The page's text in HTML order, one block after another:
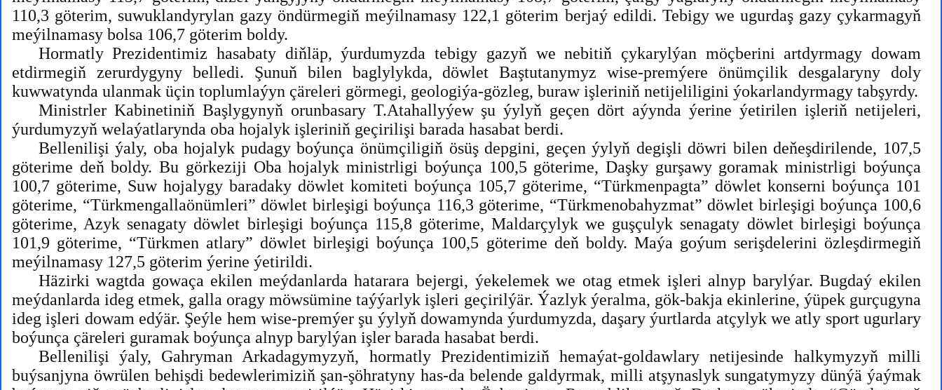
110,3 göterim, suwuklandyrylan gazy öndürmegiň meýilnamasy 122,1 göterim berjaý edildi. Tebigy we ugurdaş gazy çykarmagyň
meýilnamasy bolsa 106,7 göterim boldy.
Hormatly Prezidentimiz hasabaty diňläp, ýurdumyzda tebigy gazyň we nebitiň çykarylýan möçberini artdyrmagy dowam
etdirmegiň zerurdygyny belledi. Şunuň bilen baglylykda, döwlet Baştutanymyz wise-premýere önümçilik desgalaryny doly
kuwwatynda ulanmak üçin toplumlaýyn çäreleri görmegi, geologiýa-gözleg, buraw işleriniň netijeliligini ýokarlandyrmagy tabşyrdy.
Ministrler Kabinetiniň Başlygynyň orunbasary T.Atahallyýew şu ýylyň geçen dört aýynda ýerine ýetirilen işleriň netijeleri,
ýurdumyzyň welaýatlarynda oba hojalyk işleriniň geçirilişi barada hasabat berdi.
Bellenilişi ýaly, oba hojalyk pudagy boýunça önümçiligiň ösüş depgini, geçen ýylyň degişli döwri bilen deňeşdirilende, 107,5
göterime deň boldy. Bu görkeziji Oba hojalyk ministrligi boýunça 100,5 göterime, Daşky gurşawy goramak ministrligi boýunça
100,7 göterime, Suw hojalygy baradaky döwlet komiteti boýunça 105,7 göterime, “Türkmenpagta” döwlet konserni boýunça 101
göterime, “Türkmengallaönümleri” döwlet birleşigi boýunça 116,3 göterime, “Türkmenobahyzmat” döwlet birleşigi boýunça 100,6
göterime, Azyk senagaty döwlet birleşigi boýunça 115,8 göterime, Maldarçylyk we guşçulyk senagaty döwlet birleşigi boýunça
101,9 göterime, “Türkmen atlary” döwlet birleşigi boýunça 100,5 göterime deň boldy. Maýa goýum serişdelerini özleşdirmegiň
meýilnamasy 127,5 göterim ýerine ýetirildi.
Häzirki wagtda gowaça ekilen meýdanlarda hatarara bejergi, ýekelemek we otag etmek işleri alnyp barylýar. Bugdaý ekilen
meýdanlarda ideg etmek, galla oragy möwsümine taýýarlyk işleri geçirilýär. Ýazlyk ýeralma, gök-bakja ekinlerine, ýüpek gurçugyna
ideg işleri dowam edýär. Şeýle hem wise-premýer şu ýylyň dowamynda ýurdumyzda, daşary ýurtlarda atçylyk we atly sport ugurlary
boýunça çäreleri guramak boýunça alnyp barylýan işler barada hasabat berdi.
Bellenilişi ýaly, Gahryman Arkadagymyzyň, hormatly Prezidentimiziň hemaýat-goldawlary netijesinde halkymyzyň milli
buýsanjyna öwrülen behişdi bedewlerimiziň şan-şöhratyny has-da belende galdyrmak, milli atşynaslyk sungatymyzy dünýä ýaýmak